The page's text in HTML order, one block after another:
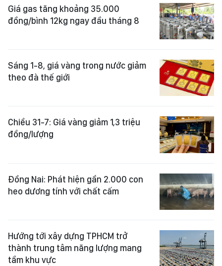
Giá gas tăng khoảng 35.000
đồng/bình 12kg ngay đầu tháng 8
Sáng 1-8, giá vàng trong nước giảm
theo đà thế giới
Chiều 31-7: Giá vàng giảm 1,3 triệu
đồng/lượng
Đồng Nai: Phát hiện gần 2.000 con
heo dương tính với chất cấm
Hướng tới xây dựng TPHCM trở
thành trung tâm năng lượng mang
tầm khu vực